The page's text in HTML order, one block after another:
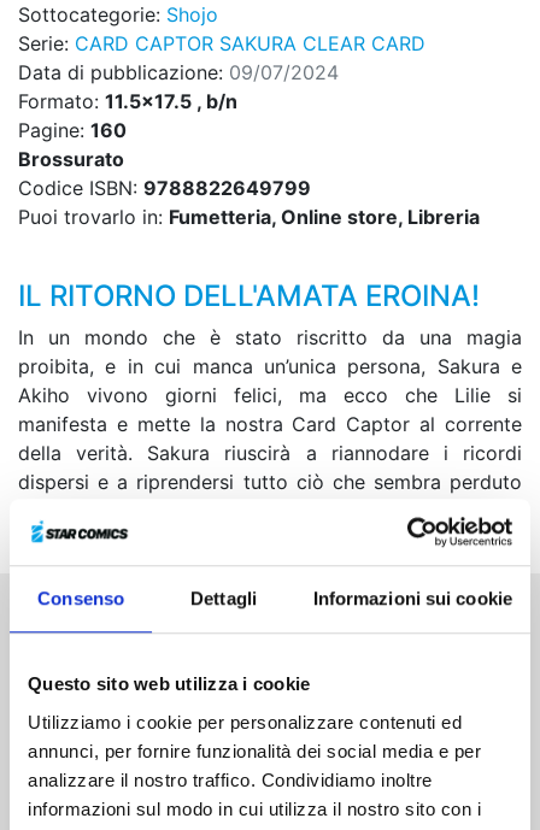
Consenso Dettagli Informazioni sui cookie
Questo sito web utilizza i cookie
Utilizziamo i cookie per personalizzare contenuti ed
annunci, per fornire funzionalità dei social media e per
analizzare il nostro traffico. Condividiamo inoltre
informazioni sul modo in cui utilizza il nostro sito con i
Sottocategorie: Shojo
Serie: CARD CAPTOR SAKURA CLEAR CARD
Data di pubblicazione: 09/07/2024
Formato: 11.5x17.5 , b/n
Pagine: 160
Brossurato
Codice ISBN: 9788822649799
Puoi trovarlo in: Fumetteria, Online store, Libreria
IL RITORNO DELL'AMATA EROINA!
In un mondo che è stato riscritto da una magia
proibita, e in cui manca un’unica persona, Sakura e
Akiho vivono giorni felici, ma ecco che Lilie si
manifesta e mette la nostra Card Captor al corrente
della verità. Sakura riuscirà a riannodare i ricordi
dispersi e a riprendersi tutto ciò che sembra perduto